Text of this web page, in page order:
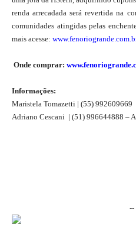
renda arrecadada será revertida na
comunidades atingidas pelas
mais acesse:
Onde comprar:
Informações:
Maristela Tomazetti | (55) 992609669
Adriano Cescani | (51) 996644888 –
--